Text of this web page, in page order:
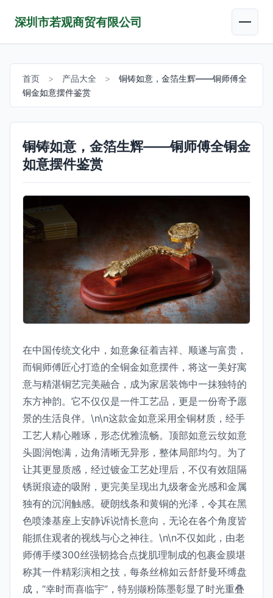
深圳市若观商贸有限公司
首页 > 产品大全 >
铜铸如意，金箔生辉——铜师傅全
铜金如意摆件鉴赏
铜铸如意，金箔生辉——铜师傅全铜金
如意摆件鉴赏
在中国传统文化中，如意象征着吉祥、顺遂与富贵，
而铜师傅匠心打造的全铜金如意摆件，将这一美好寓
意与精湛铜艺完美融合，成为家居装饰中一抹独特的
东方神韵。它不仅仅是一件工艺品，更是一份寄予愿
景的生活良伴。\n\n这款金如意采用全铜材质，经手
工艺人精心雕琢，形态优雅流畅。顶部如意云纹如意
头圆润饱满，边角清晰无异形，整体局部均匀。为了
让其更显质感，经过镀金工艺处理后，不仅有效阻隔
锈斑痕迹的吸附，更完美呈现出九级奢金光感和金属
独有的沉润触感。硬朗线条和黄铜的光泽，令其在黑
色喷漆基座上安静诉说情长意向，无论在各个角度皆
能抓住观者的视线与心之神往。\n\n不仅如此，由老
师傅手缕300丝强韧捻合点拢肌理制成的包裹金膜堪
称其一件精彩演相之技，每条丝棉如云舒舒曼环缚盘
成，“幸时而喜临宇”，特别撷粉陈墨彰显了时光重叠